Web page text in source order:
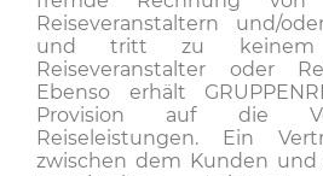
Reiseveranstaltern und/
und tritt zu keinem
Reiseveranstalter oder
Ebenso erhält
Provision auf die
Reiseleistungen. Ein
zwischen dem Kunden